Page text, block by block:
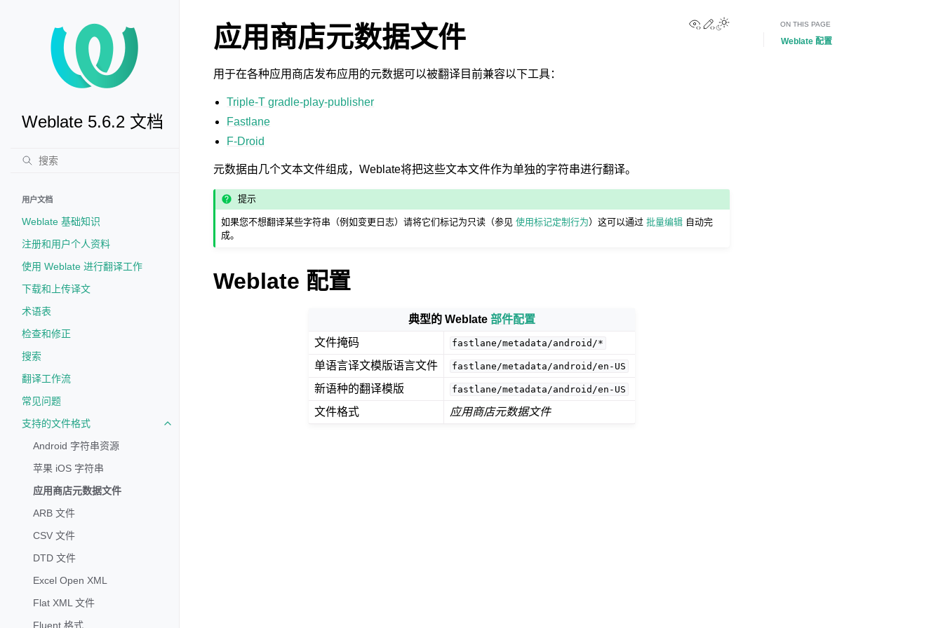
Weblate 5.6.2 文档
用户文档
Weblate 基础知识
注册和用户个人资料
使用 Weblate 进行翻译工作
下载和上传译文
术语表
检查和修正
搜索
翻译工作流
常见问题
支持的文件格式
Toggle navigation of 支持的文件格式
Android 字符串资源
苹果 iOS 字符串
应用商店元数据文件
ARB 文件
CSV 文件
DTD 文件
Excel Open XML
Flat XML 文件
Fluent 格式
View this page
Edit this page
Toggle Light / Dark / Auto color theme
应用商店元数据文件
用于在各种应用商店发布应用的元数据可以被翻译目前兼容以下工具：
Triple-T gradle-play-publisher
Fastlane
F-Droid
元数据由几个文本文件组成，Weblate将把这些文本文件作为单独的字符串进行翻译。
提示
如果您不想翻译某些字符串（例如变更日志）请将它们标记为只读（参见使用标记定制行为）这可以通过批量编辑 自动完
成。
Weblate 配置
典型的 Weblate 部件配置
文件掩码
fastlane/metadata/android/*
单语言译文模版语言文件 fastlane/metadata/android/en-US
新语种的翻译模版 fastlane/metadata/android/en-US
文件格式 应用商店元数据文件
ON THIS PAGE
Weblate 配置